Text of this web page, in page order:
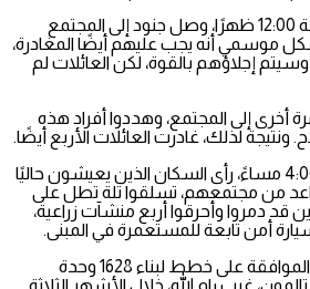
في 12 نوفمبر 2023، الساعة 12:00 ظهرًا، وصل جنود إلى المجتمع
موسمي أنه يجب عليهم أيضًا المغادرة،
إجلاؤهم بالقوة، لكن العائلات لم
مرة أخرى إلى المجتمع، وهددوا أفراد هذه
ونتيجة لذلك، غادرت العائلات الأربع أيضًا.
في 4 يناير 2024، الساعة 4:00 مساءً، رأى السكان الذين يعيشون حاليًا
من مجتمعهم، تسلقوا تلة تطل على
قد دمروا وأحرقوا أربع منشآت زراعية،
سيارة أمن تابعة للمستعمرة في المبنى.
ولعل أبرز ما في الأمر هو الموافقة على خطط لبناء 1628 وحدة